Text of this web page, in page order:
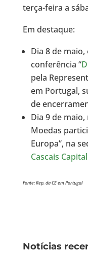
terça-feira a
Em destaque:
Dia 8 de
conferência “
pela
em Portugal,
de
Dia 9 de
Moedas
Europa”, na
Cascais
Fonte: Rep. da CE em Portugal
Notícias